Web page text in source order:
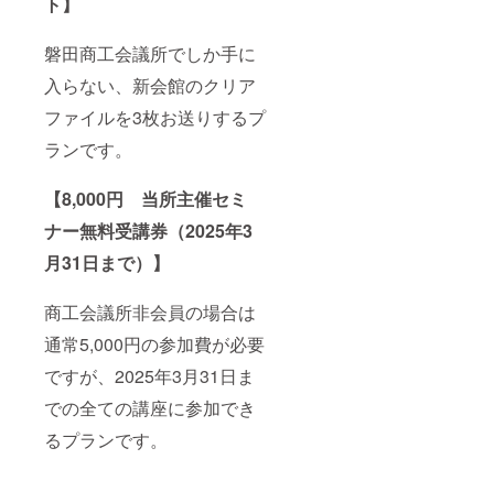
磐田商工会議所でしか手に
入らない、新会館のクリア
ファイルを3枚お送りするプ
ランです。
【8,000円 当所主催セミ
ナー無料受講券（2025年3
月31日まで）】
商工会議所非会員の場合は
通常5,000円の参加費が必要
ですが、2025年3月31日ま
での全ての講座に参加でき
るプランです。